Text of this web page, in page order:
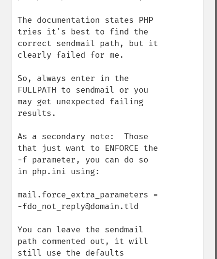
The documentation states PHP
tries it's best to find the
correct sendmail path, but it
clearly failed for me.
So, always enter in the
FULLPATH to sendmail or you
may get unexpected failing
results.
As a secondary note:  Those
that just want to ENFORCE the
-f parameter, you can do so
in php.ini using:
mail.force_extra_parameters =
-fdo_not_reply@domain.tld
You can leave the sendmail
path commented out, it will
still use the defaults